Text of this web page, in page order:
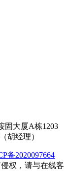
固大厦A栋1203
胡经理）
备2020097664
权，请与在线客